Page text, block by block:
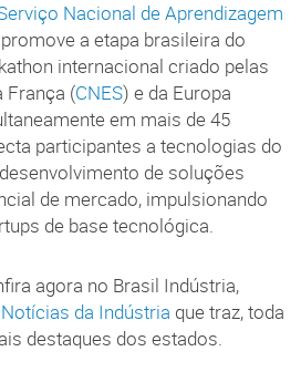
Nacional de Aprendizagem
promove a etapa brasileira do
internacional criado pelas
França (CNES) e da Europa
em mais de 45
participantes a tecnologias do
de soluções
de mercado, impulsionando
de base tecnológica.
agora no Brasil Indústria,
da Indústria que traz, toda
destaques dos estados.